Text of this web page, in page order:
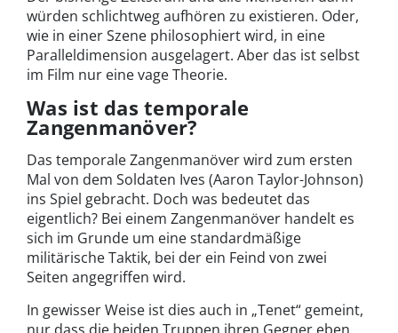
würden schlichtweg aufhören zu existieren. Oder,
wie in einer Szene philosophiert wird, in eine
Paralleldimension ausgelagert. Aber das ist selbst
im Film nur eine vage Theorie.
Was ist das temporale
Zangenmanöver?
Das temporale Zangenmanöver wird zum ersten
Mal von dem Soldaten Ives (Aaron Taylor-Johnson)
ins Spiel gebracht. Doch was bedeutet das
eigentlich? Bei einem Zangenmanöver handelt es
sich im Grunde um eine standardmäßige
militärische Taktik, bei der ein Feind von zwei
Seiten angegriffen wird.
In gewisser Weise ist dies auch in „Tenet“ gemeint,
nur dass die beiden Truppen ihren Gegner eben